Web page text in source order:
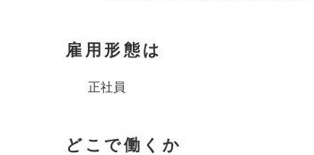
雇用形態は
正社員
どこで働くか